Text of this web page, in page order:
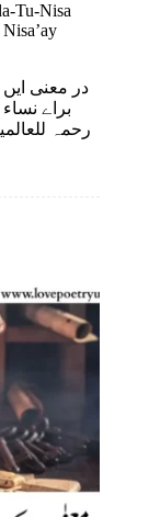
Tu-Nisa
در معنی
براے
رحمہ